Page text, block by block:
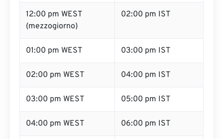
12:00 pm WEST
(mezzogiorno)
02:00 pm IST
01:00 pm WEST 03:00 pm IST
02:00 pm WEST 04:00 pm IST
03:00 pm WEST 05:00 pm IST
04:00 pm WEST 06:00 pm IST